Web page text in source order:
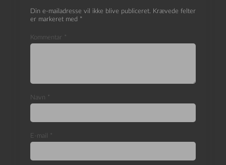
Din e-mailadresse vil ikke blive publiceret. Krævede felter
er markeret med *
Kommentar *
Navn *
E-mail *